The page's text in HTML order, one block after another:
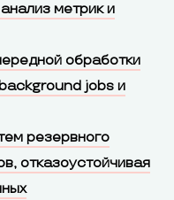
метрик и
обработки
jobs и
резервного
отказоустойчивая